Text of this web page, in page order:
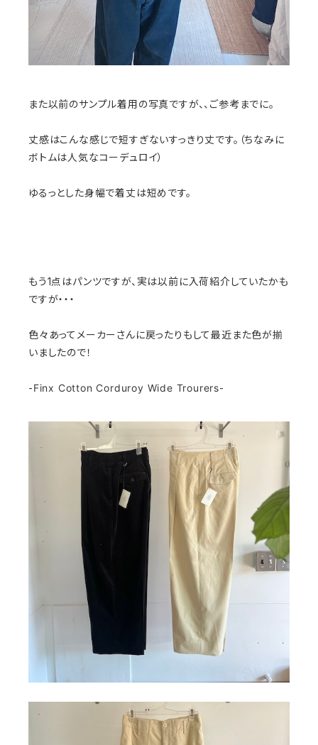
また以前のサンプル着用の写真ですが、、ご参考までに。
丈感はこんな感じで短すぎないすっきり丈です。（ちなみに
ボトムは人気なコーデュロイ）
ゆるっとした身幅で着丈は短めです。
もう1点はパンツですが、実は以前に入荷紹介していたかも
ですが・・・
色々あってメーカーさんに戻ったりもして最近また色が揃
いましたので！
-Finx Cotton Corduroy Wide Trourers-